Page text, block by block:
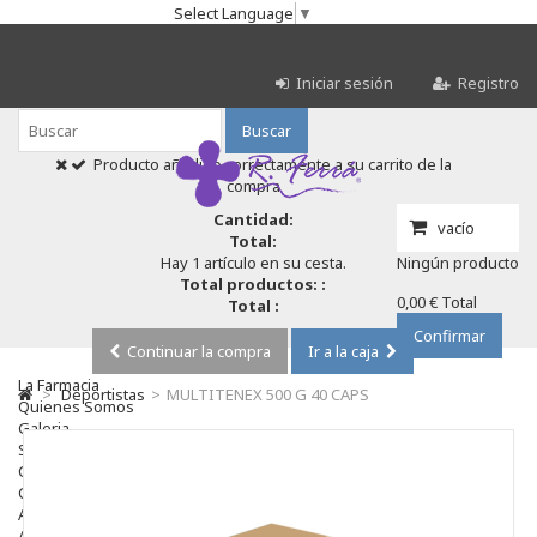
Select Language ▼
Iniciar sesión Registro
Buscar
vacío
Ningún producto
0,00 € Total
Confirmar
Producto añadido correctamente a su carrito de la
compra
Cantidad:
Total:
Hay 1 artículo en su cesta.
Total productos: :
Total :
Continuar la compra
Ir a la caja
La Farmacia
Quienes Somos
Galeria
Servicios
Cosmética
Cosmética Facial
Antiacné
> Deportistas > MULTITENEX 500 G 40 CAPS